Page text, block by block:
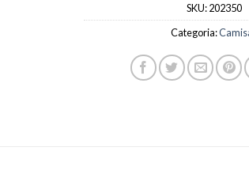
SKU:202350
Categoria: